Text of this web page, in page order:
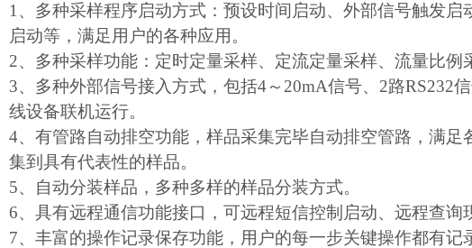
1、多种采样程序启动方式：预设时间启动、外部信号触发
启动等，满足用户的各种应用。
2、多种采样功能：定时定量采样、定流定量采样、流量比
3、多种外部信号接入方式，包括4～20mA信号、2路RS232
线设备联机运行。
4、有管路自动排空功能，样品采集完毕自动排空管路，满
集到具有代表性的样品。
5、自动分装样品，多种多样的样品分装方式。
6、具有远程通信功能接口，可远程短信控制启动、远程查询
7、丰富的操作记录保存功能，用户的每一步关键操作都有记